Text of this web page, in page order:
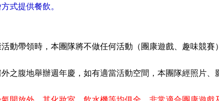
式提供餐飲。
活動帶領時 ， 本團隊將不做任何活動 （團康遊戲、趣味競
之腹地舉辦週年慶，如有適當活動空間， 本團隊經照片、